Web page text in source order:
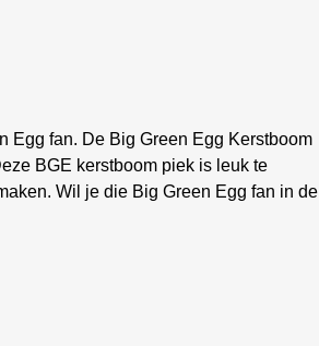
Egg fan. De Big Green Egg Kerstboom
BGE kerstboom piek is leuk te
Wil je die Big Green Egg fan in de